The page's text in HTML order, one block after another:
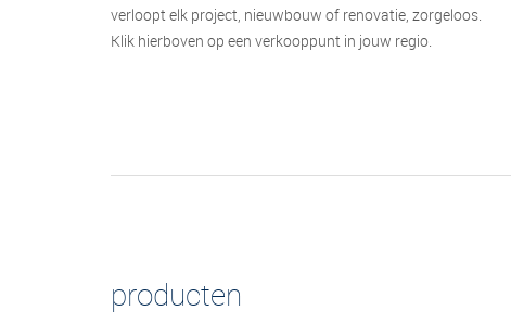
verloopt elk project, nieuwbouw of renovatie, zorgeloos.
Klik hierboven op een verkooppunt in jouw regio.
producten